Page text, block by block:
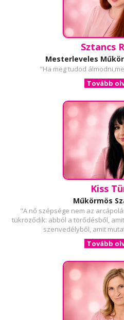
Sztancs
Mesterleveles
"Ha meg tudod
Tovább
Kiss
Műkörmös
"A nő szépsége nem az
tükröződik: abból a törődésből,
szenvedélyből, amit
Tovább